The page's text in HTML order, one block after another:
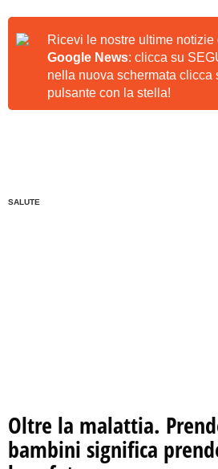
Ricevi le nostre ultime notizie
Google News: clicca su
nella nuova schermata clicca
pulsante con la stella!
SALUTE
Oltre la malattia.
bambini significa